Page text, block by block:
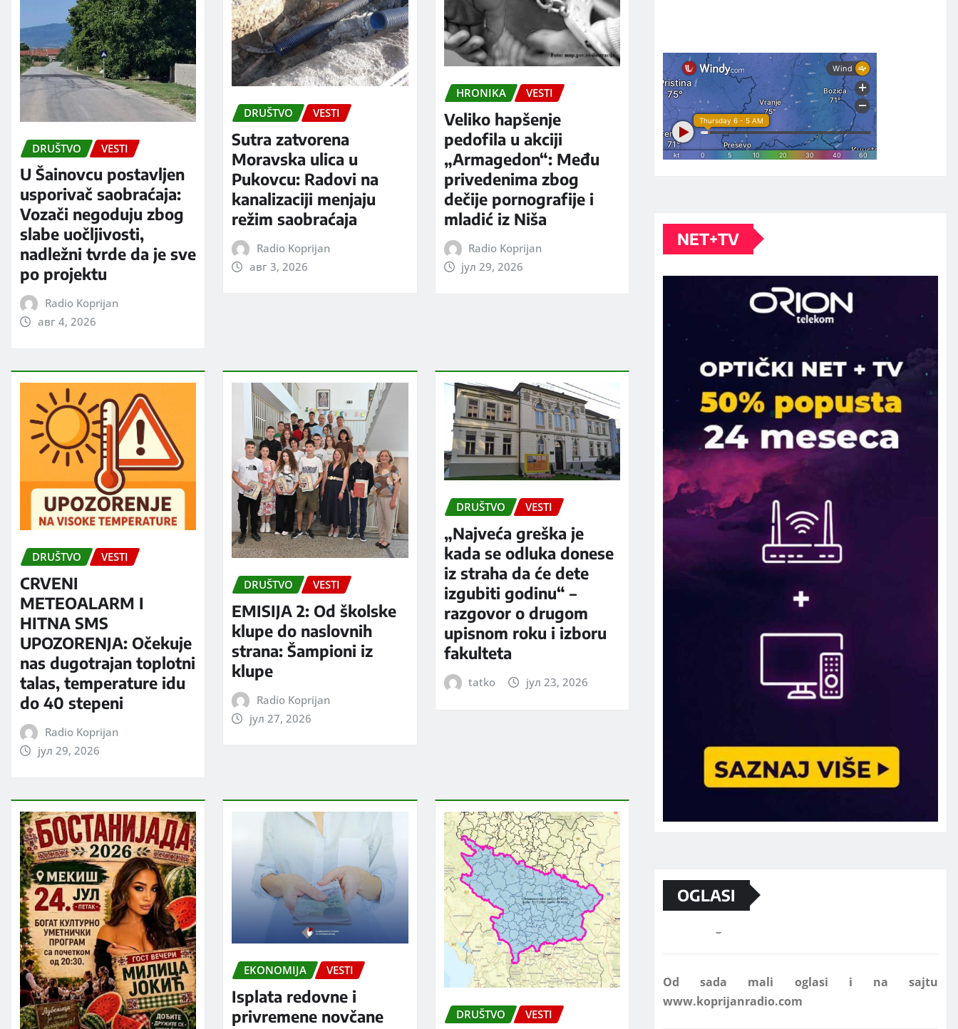
DRUŠTVO VESTI
U Šainovcu postavljen
usporivač saobraćaja:
Vozači negoduju zbog
slabe uočljivosti,
nadležni tvrde da je sve
po projektu
Radio Koprijan
авг 4, 2026
DRUŠTVO VESTI
Sutra zatvorena
Moravska ulica u
Pukovcu: Radovi na
kanalizaciji menjaju
režim saobraćaja
Radio Koprijan
авг 3, 2026
HRONIKA VESTI
Veliko hapšenje
pedofila u akciji
„Armagedon“: Među
privedenima zbog
dečije pornografije i
mladić iz Niša
Radio Koprijan
јул 29, 2026
DRUŠTVO VESTI
CRVENI
METEOALARM I
HITNA SMS
UPOZORENJA: Očekuje
nas dugotrajan toplotni
talas, temperature idu
do 40 stepeni
Radio Koprijan
јул 29, 2026
DRUŠTVO VESTI
EMISIJA 2: Od školske
klupe do naslovnih
strana: Šampioni iz
klupe
Radio Koprijan
јул 27, 2026
DRUŠTVO VESTI
„Najveća greška je
kada se odluka donese
iz straha da će dete
izgubiti godinu“ –
razgovor o drugom
upisnom roku i izboru
fakulteta
tatko јул 23, 2026
EKONOMIJA VESTI
Isplata redovne i
privremene novčane
DRUŠTVO VESTI
NET+TV
OGLASI
Marketing telefon 062 463 002
www.koprijanradio.com